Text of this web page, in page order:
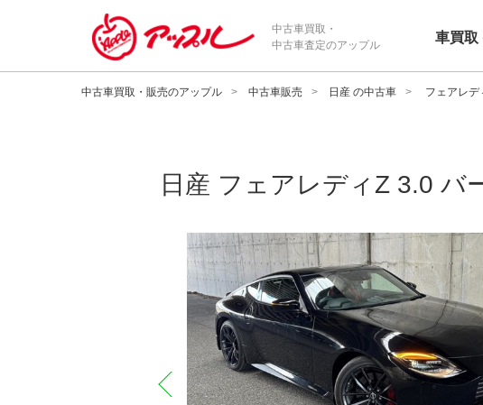
中古車買取・
中古車査定のアップル
車買取
中古車買取・販売のアップル 中古車販売 日産 の中古車 フェアレデ
日産 フェアレディZ 3.0 バ
prev